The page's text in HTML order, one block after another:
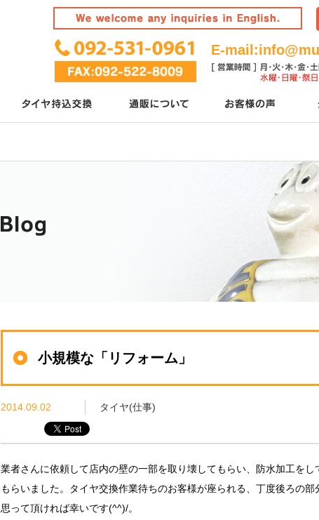
E-mail:
小規模な「リフォーム」
2014.09.02 タイヤ(仕事)
業者さんに依頼して店内の壁の一部を取り壊してもらい、防水加工を
もらいました。タイヤ交換作業待ちのお客様が座られる、丁度後ろの
思って頂ければ幸いです(^^)/。